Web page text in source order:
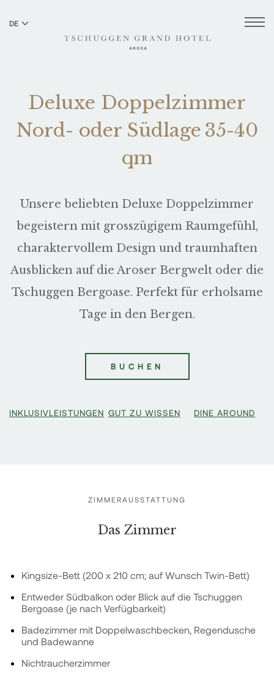
DE
Deluxe Doppelzimmer
Nord- oder Südlage 35-40
qm
Unsere beliebten Deluxe Doppelzimmer
begeistern mit grosszügigem Raumgefühl,
charaktervollem Design und traumhaften
Ausblicken auf die Aroser Bergwelt oder die
Tschuggen Bergoase. Perfekt für erholsame
Tage in den Bergen.
BUCHEN
INKLUSIVLEISTUNGEN GUT ZU WISSEN DINE AROUND
ZIMMERAUSSTATTUNG
Das Zimmer
Kingsize-Bett (200 x 210 cm; auf Wunsch Twin-Bett)
Entweder Südbalkon oder Blick auf die Tschuggen
Bergoase (je nach Verfügbarkeit)
Badezimmer mit Doppelwaschbecken, Regendusche
und Badewanne
Nichtraucherzimmer